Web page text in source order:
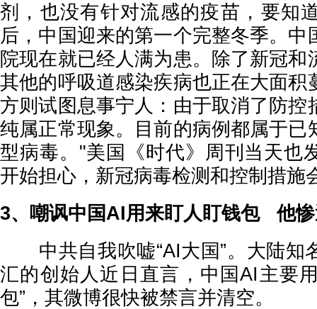
剂，也没有针对流感的疫苗，要知
后，中国迎来的第一个完整冬季。中
院现在就已经人满为患。除了新冠和
其他的呼吸道感染疾病也正在大面积
方则试图息事宁人：由于取消了防控
纯属正常现象。目前的病例都属于已
型病毒。"美国《时代》周刊当天也
开始担心，新冠病毒检测和控制措
3、嘲讽中国AI用来盯人盯钱包 他
中共自我吹嘘“AI大国”。大陆知
汇的创始人近日直言，中国AI主要
包”，其微博很快被禁言并清空。